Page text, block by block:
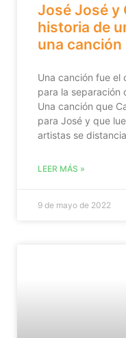
José José y
historia de
una canción
Una canción fue el
para la separación
Una canción que
para José y que
artistas se
LEER MÁS »
9 de mayo de 2022